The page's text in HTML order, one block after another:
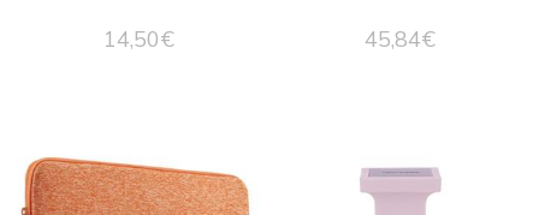
14,50€ 45,84€